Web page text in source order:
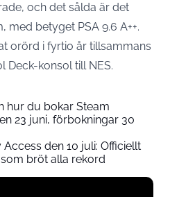
och det sålda är det
med betyget PSA 9.6 A++.
orörd i fyrtio år tillsammans
Deck-konsol till NES.
hur du bokar Steam
23 juni, förbokningar 30
den 10 juli: Officiellt
bröt alla rekord